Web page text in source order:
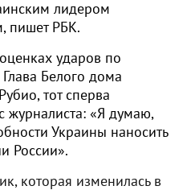
лидером
пишет РБК.
ударов по
Белого дома
тот сперва
журналиста: «Я думаю,
Украины наносить
России».
которая изменилась в